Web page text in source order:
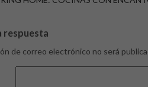
respuesta
de correo electrónico no será